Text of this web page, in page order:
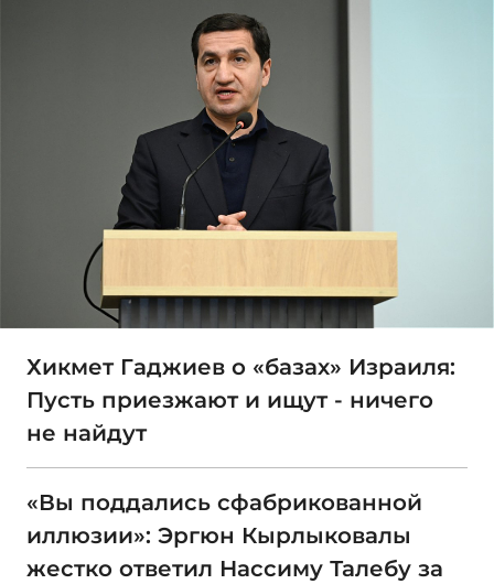
Хикмет Гаджиев о «базах» Израиля:
Пусть приезжают и ищут - ничего
не найдут
«Вы поддались сфабрикованной
иллюзии»: Эргюн Кырлыковалы
жестко ответил Нассиму Талебу за